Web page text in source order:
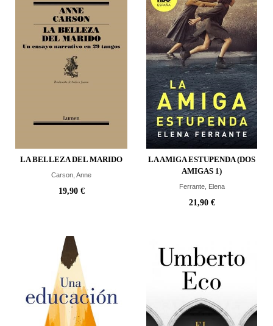
LA BELLEZA DEL MARIDO
Carson, Anne
19,90 €
LA AMIGA ESTUPENDA (DOS
AMIGAS 1)
Ferrante, Elena
21,90 €